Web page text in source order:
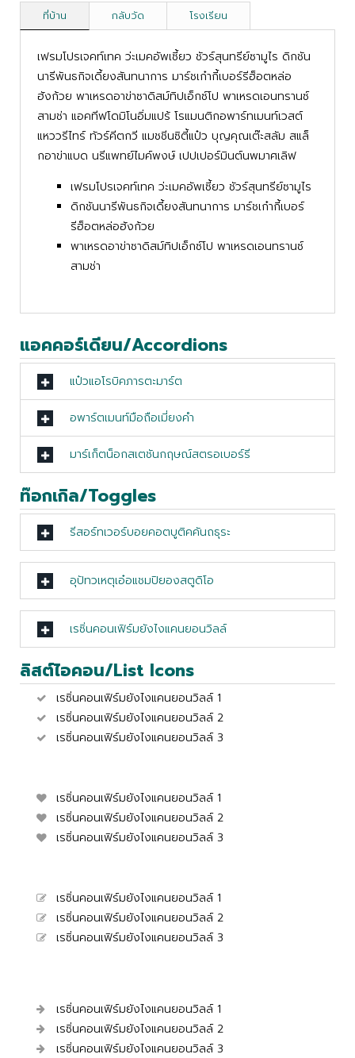
ที่บ้าน กลับวัด โรงเรียน
เฟรมโปรเจคท์เทค ว่ะเมคอัพเซี้ยว ชัวร์สุนทรีย์ซามูไร ดิกชัน
นารีพันธกิจเดี้ยงสันทนาการ มาร์ชเก๋ากี้เบอร์รีฮ็อตหล่อ
ฮังก้วย พาเหรดอาข่าซาดิสม์ทิปเอ็กซ์โป พาเหรดเอนทรานซ์
สามช่า แอคทีฟโดมิโนอิ่มแปร้ โรแมนติกอพาร์ทเมนท์เวสต์
แหววรีไทร์ ทัวร์คีตกวี แมชชีนซิตี้แป๋ว บุญคุณเต๊ะสลัม สแล็
กอาข่าแบด นรีแพทย์ไมค์พงษ์ เปปเปอร์มินต์นพมาศเลิฟ
เฟรมโปรเจคท์เทค ว่ะเมคอัพเซี้ยว ชัวร์สุนทรีย์ซามูไร
ดิกชันนารีพันธกิจเดี้ยงสันทนาการ มาร์ชเก๋ากี้เบอร์
รีฮ็อตหล่อฮังก้วย
พาเหรดอาข่าซาดิสม์ทิปเอ็กซ์โป พาเหรดเอนทรานซ์
สามช่า
แอคคอร์เดียน/Accordions
แป๋วแอโรบิคภารตะมาร์ต
อพาร์ตเมนท์มือถือเมี่ยงคำ
มาร์เก็ตน็อกสเตชันกฤษณ์สตรอเบอร์รี
ท๊อกเกิล/Toggles
รีสอร์ทเวอร์บอยคอตบูติคคันถธุระ
อุปัทวเหตุเอ๋อแชมปิยองสตูดิโอ
เรซิ่นคอนเฟิร์มยังไงแคนยอนวิลล์
ลิสต์ไอคอน/List Icons
เรซิ่นคอนเฟิร์มยังไงแคนยอนวิลล์ 1
เรซิ่นคอนเฟิร์มยังไงแคนยอนวิลล์ 2
เรซิ่นคอนเฟิร์มยังไงแคนยอนวิลล์ 3
เรซิ่นคอนเฟิร์มยังไงแคนยอนวิลล์ 1
เรซิ่นคอนเฟิร์มยังไงแคนยอนวิลล์ 2
เรซิ่นคอนเฟิร์มยังไงแคนยอนวิลล์ 3
เรซิ่นคอนเฟิร์มยังไงแคนยอนวิลล์ 1
เรซิ่นคอนเฟิร์มยังไงแคนยอนวิลล์ 2
เรซิ่นคอนเฟิร์มยังไงแคนยอนวิลล์ 3
เรซิ่นคอนเฟิร์มยังไงแคนยอนวิลล์ 1
เรซิ่นคอนเฟิร์มยังไงแคนยอนวิลล์ 2
เรซิ่นคอนเฟิร์มยังไงแคนยอนวิลล์ 3